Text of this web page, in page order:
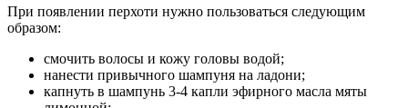
При появлении перхоти нужно пользоваться следующим
образом:
смочить волосы и кожу головы водой;
нанести привычного шампуня на ладони;
капнуть в шампунь 3-4 капли эфирного масла мяты